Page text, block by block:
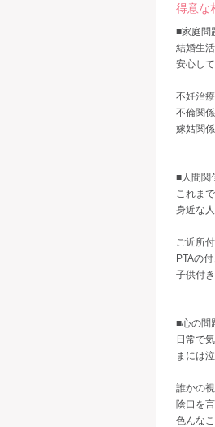
得意な
■家庭問
結婚生
安心し
不妊治
不倫関係
嫁姑関係
■人間関
これま
身近な
ご近所
PTAの
子供付
■心の問
日常で
まには
誰かの
陰口を
色んな